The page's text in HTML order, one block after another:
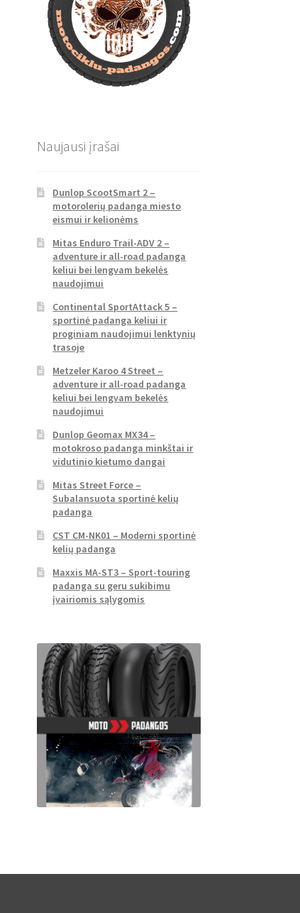
Naujausi įrašai
Dunlop ScootSmart 2 –
motorolerių padanga miesto
eismui ir kelionėms
Mitas Enduro Trail-ADV 2 –
adventure ir all-road padanga
keliui bei lengvam bekelės
naudojimui
Continental SportAttack 5 –
sportinė padanga keliui ir
proginiam naudojimui lenktynių
trasoje
Metzeler Karoo 4 Street –
adventure ir all-road padanga
keliui bei lengvam bekelės
naudojimui
Dunlop Geomax MX34 –
motokroso padanga minkštai ir
vidutinio kietumo dangai
Mitas Street Force –
Subalansuota sportinė kelių
padanga
CST CM-NK01 – Moderni sportinė
kelių padanga
Maxxis MA-ST3 – Sport-touring
padanga su geru sukibimu
įvairiomis sąlygomis